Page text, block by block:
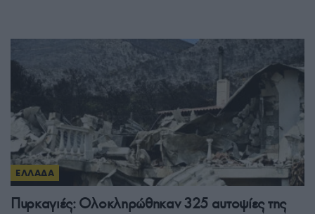
ΕΛΛΑΔΑ
Πυρκαγιές: Ολοκληρώθηκαν 325 αυτοψίες της